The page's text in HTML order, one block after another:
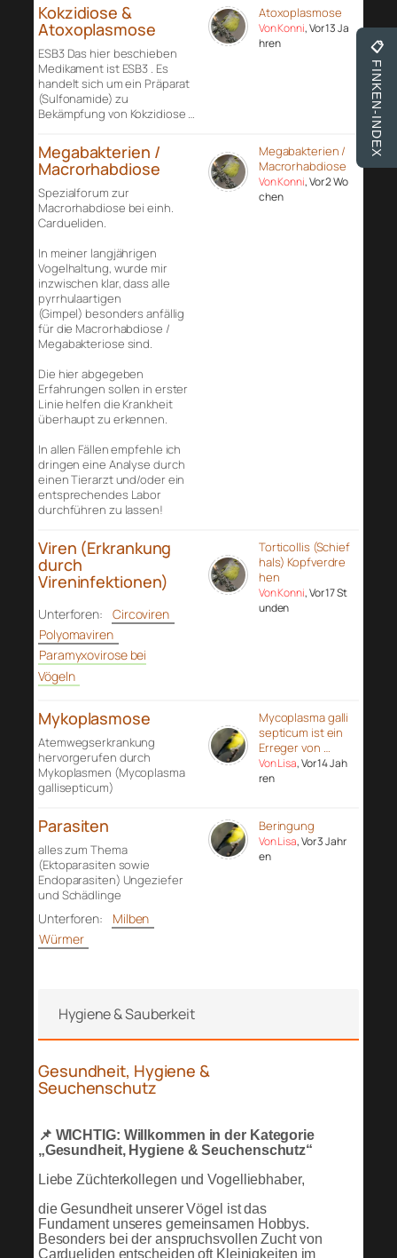
Kokzidiose &
Atoxoplasmose
ESB3 Das hier beschieben
Medikament ist ESB3 . Es
handelt sich um ein Präparat
(Sulfonamide) zu
Bekämpfung von Kokzidiose …
Atoxoplasmose
Von Konni, Vor 13 Ja
hren
Megabakterien /
Macrorhabdiose
Spezialforum zur
Macrorhabdiose bei einh.
Cardueliden.
In meiner langjährigen
Vogelhaltung, wurde mir
inzwischen klar, dass alle
pyrrhulaartigen
(Gimpel) besonders anfällig
für die Macrorhabdiose /
Megabakteriose sind.
Die hier abgegeben
Erfahrungen sollen in erster
Linie helfen die Krankheit
überhaupt zu erkennen.
In allen Fällen empfehle ich
dringen eine Analyse durch
einen Tierarzt und/oder ein
entsprechendes Labor
durchführen zu lassen!
Megabakterien /
Macrorhabdiose
Von Konni, Vor 2 Wo
chen
Viren (Erkrankung
durch
Vireninfektionen)
Unterforen:
Circoviren
Polyomaviren
Paramyxovirose bei
Vögeln
Torticollis (Schief
hals) Kopfverdre
hen
Von Konni, Vor 17 St
unden
Mykoplasmose
Atemwegserkrankung
hervorgerufen durch
Mykoplasmen (Mycoplasma
gallisepticum)
Mycoplasma galli
septicum ist ein
Erreger von …
Von Lisa, Vor 14 Jah
ren
Parasiten
alles zum Thema
(Ektoparasiten sowie
Endoparasiten) Ungeziefer
und Schädlinge
Unterforen:
Milben
Würmer
Beringung
Von Lisa, Vor 3 Jahr
en
Hygiene & Sauberkeit
Gesundheit, Hygiene &
Seuchenschutz
📌 WICHTIG: Willkommen in der Kategorie
„Gesundheit, Hygiene & Seuchenschutz“
Liebe Züchterkollegen und Vogelliebhaber,
die Gesundheit unserer Vögel ist das
Fundament unseres gemeinsamen Hobbys.
Besonders bei der anspruchsvollen Zucht von
Cardueliden entscheiden oft Kleinigkeiten im
📋
FINKEN-INDEX